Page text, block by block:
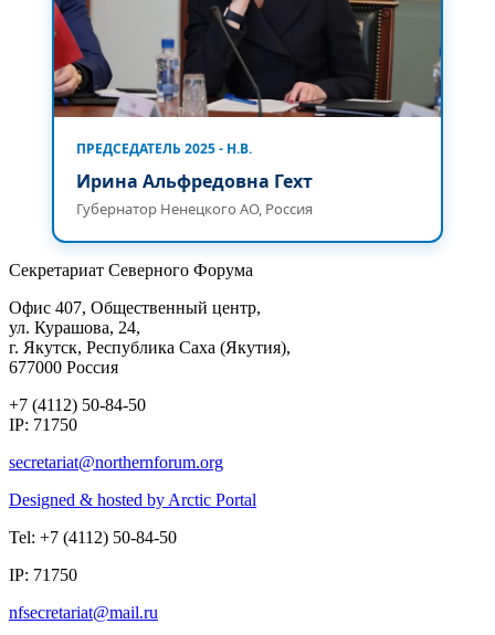
ПРЕДСЕДАТЕЛЬ 2025 - Н.В.
Ирина Альфредовна Гехт
Губернатор Ненецкого АО, Россия
Секретариат Северного Форума
Офис 407, Общественный центр,
ул. Курашова, 24,
г. Якутск, Республика Саха (Якутия),
677000 Россия
+7 (4112) 50-84-50
IP: 71750
Designed & hosted by Arctic Portal
Tel: +7 (4112) 50-84-50
IP: 71750